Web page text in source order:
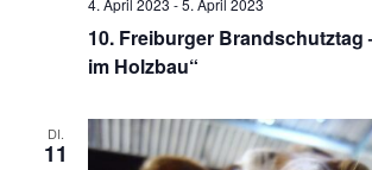
10. Freiburger Brandschutztag
im Holzbau“
DI.
11